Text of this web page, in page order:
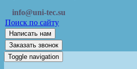
info@uni-tec.su
Поиск по сайту
Написать нам
Заказать звонок
Toggle navigation